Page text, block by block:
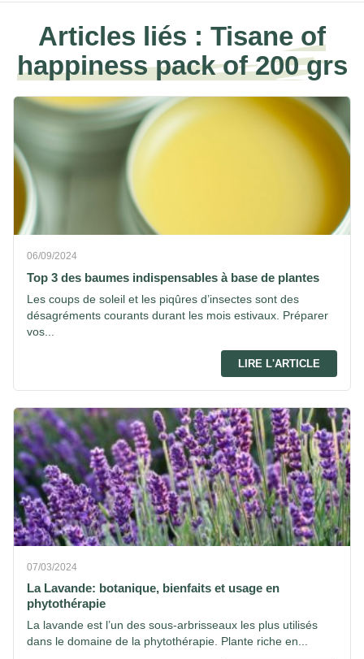
Articles liés : Tisane of
happiness pack of 200 grs
06/09/2024
Top 3 des baumes indispensables à base de plantes
Les coups de soleil et les piqûres d’insectes sont des
désagréments courants durant les mois estivaux. Préparer
vos...
LIRE L'ARTICLE
07/03/2024
La Lavande: botanique, bienfaits et usage en
phytothérapie
La lavande est l’un des sous-arbrisseaux les plus utilisés
dans le domaine de la phytothérapie. Plante riche en...